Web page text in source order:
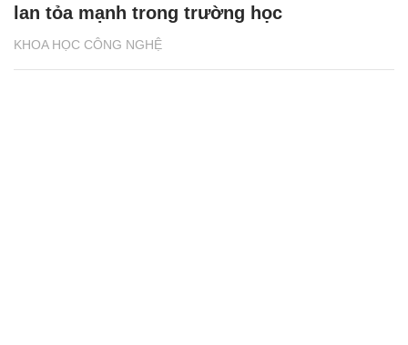
KHOA HỌC CÔNG NGHỆ
lan tỏa mạnh trong trường học